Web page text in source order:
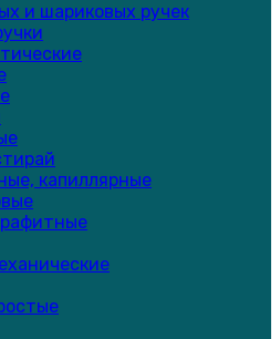
и шариковых ручек
капиллярные